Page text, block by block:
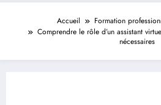
Accueil
Formation
Comprendre le rôle d’un assistant
nécessaires